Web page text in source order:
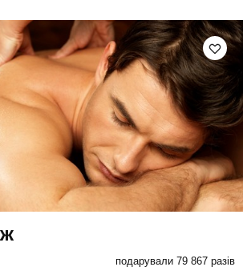
подарували 79 867 разів